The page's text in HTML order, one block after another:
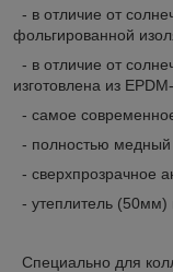
- в отличие от
фольгированной
- в отличие от
изготовлена из
- самое
- полностью медный
- сверхпрозрачное
- утеплитель (50мм)
Специально для